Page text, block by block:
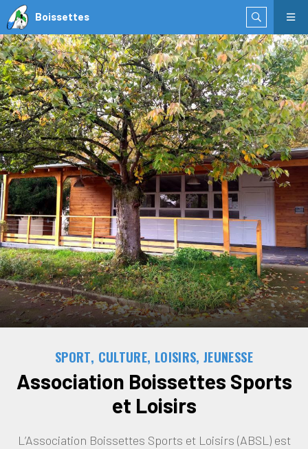
Boissettes
SPORT, CULTURE, LOISIRS, JEUNESSE
Association Boissettes Sports
et Loisirs
L’Association Boissettes Sports et Loisirs (ABSL) est